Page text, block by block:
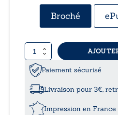
Broché
quantité
de
Zouglou,
rythmes
Paiement sécurisé
Livraison pour 3€,
Impression en France